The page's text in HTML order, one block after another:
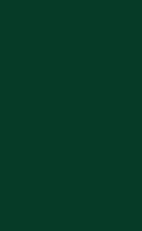
ikoniske S23-
enda et hakk.
til-kant-skjermen
finishen
etter IP68-